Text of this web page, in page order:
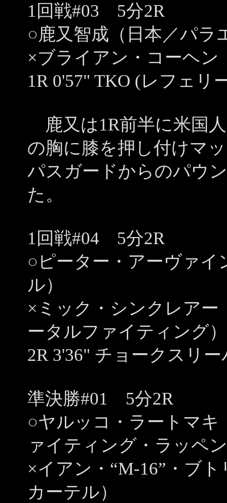
1回戦#03 5分2R
○鹿又智成（日本／パラ
×ブライアン・コーヘ
1R 0'57" TKO (レフェ
鹿又は1R前半に米国
の胸に膝を押し付けマ
パスガードからのパウ
た。
1回戦#04 5分2R
○ピーター・アーヴァ
ル）
×ミック・シンクレア
ータルファイティング）
2R 3'36" チョークスリ
準決勝#01 5分2R
○ヤルッコ・ラートマ
ァイティング・ラッペ
×イアン・“M-16”・ブ
カーテル）